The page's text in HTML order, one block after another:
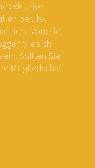
exklusive
berufs-,
Vorteile
Sie sich
ein. Sollten Sie
Mitgliedschaft